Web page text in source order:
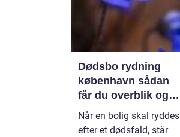
Dødsbo rydning
københavn sådan
får du overblik og
professionel hjælp
Når en bolig skal ryddes
efter et dødsfald, står